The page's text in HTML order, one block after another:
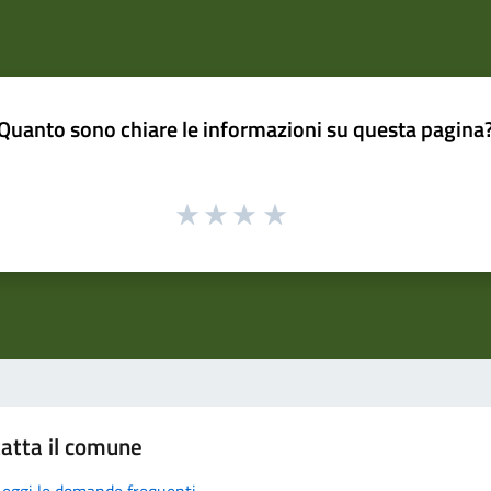
sono chiare le informazioni su questa
il comune